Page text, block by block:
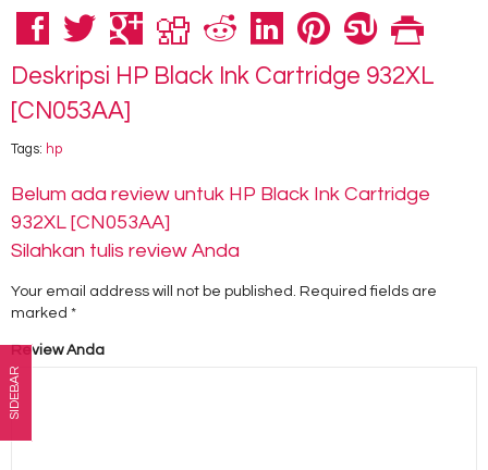
Deskripsi HP Black Ink Cartridge 932XL
[CN053AA]
Tags: hp
Belum ada review untuk HP Black Ink Cartridge
932XL [CN053AA]
Silahkan tulis review Anda
Your email address will not be published. Required fields are
marked *
Review Anda
SIDEBAR